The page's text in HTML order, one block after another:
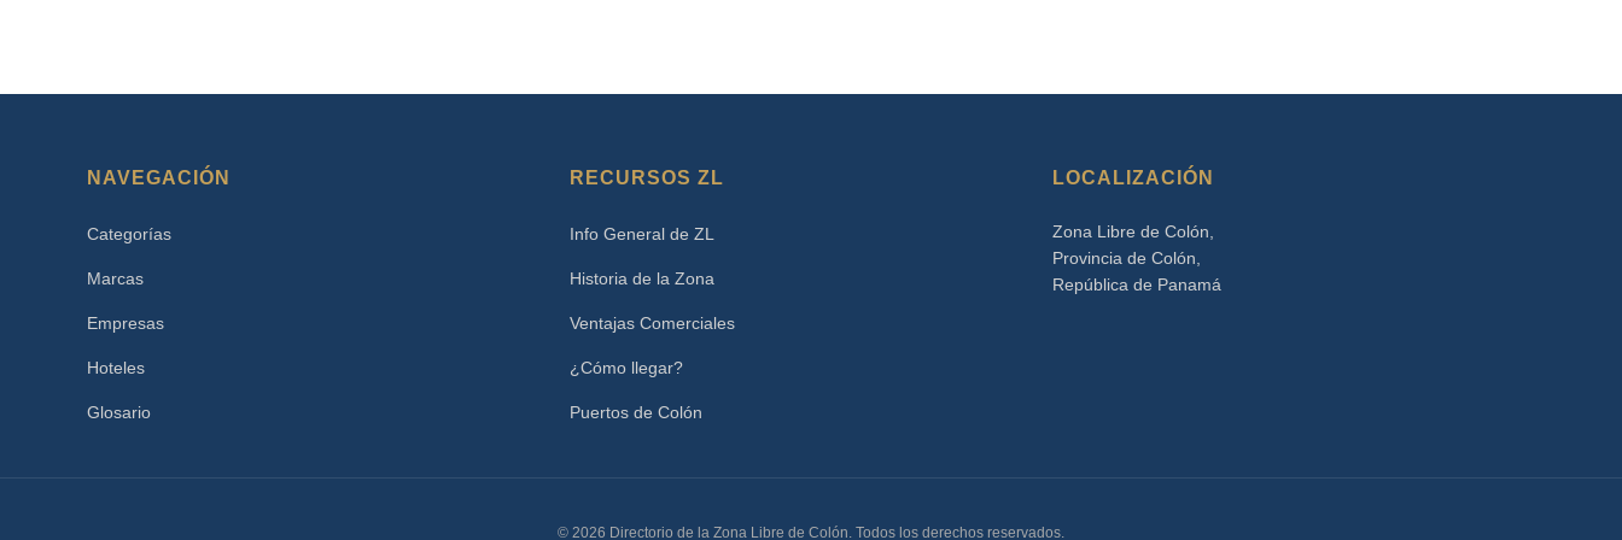
NAVEGACIÓN
Categorías
Marcas
Empresas
Hoteles
Glosario
RECURSOS ZL
Info General de ZL
Historia de la Zona
Ventajas Comerciales
¿Cómo llegar?
Puertos de Colón
LOCALIZACIÓN
Zona Libre de Colón,
Provincia de Colón,
República de Panamá
© 2026 Directorio de la Zona Libre de Colón. Todos los derechos reservados.